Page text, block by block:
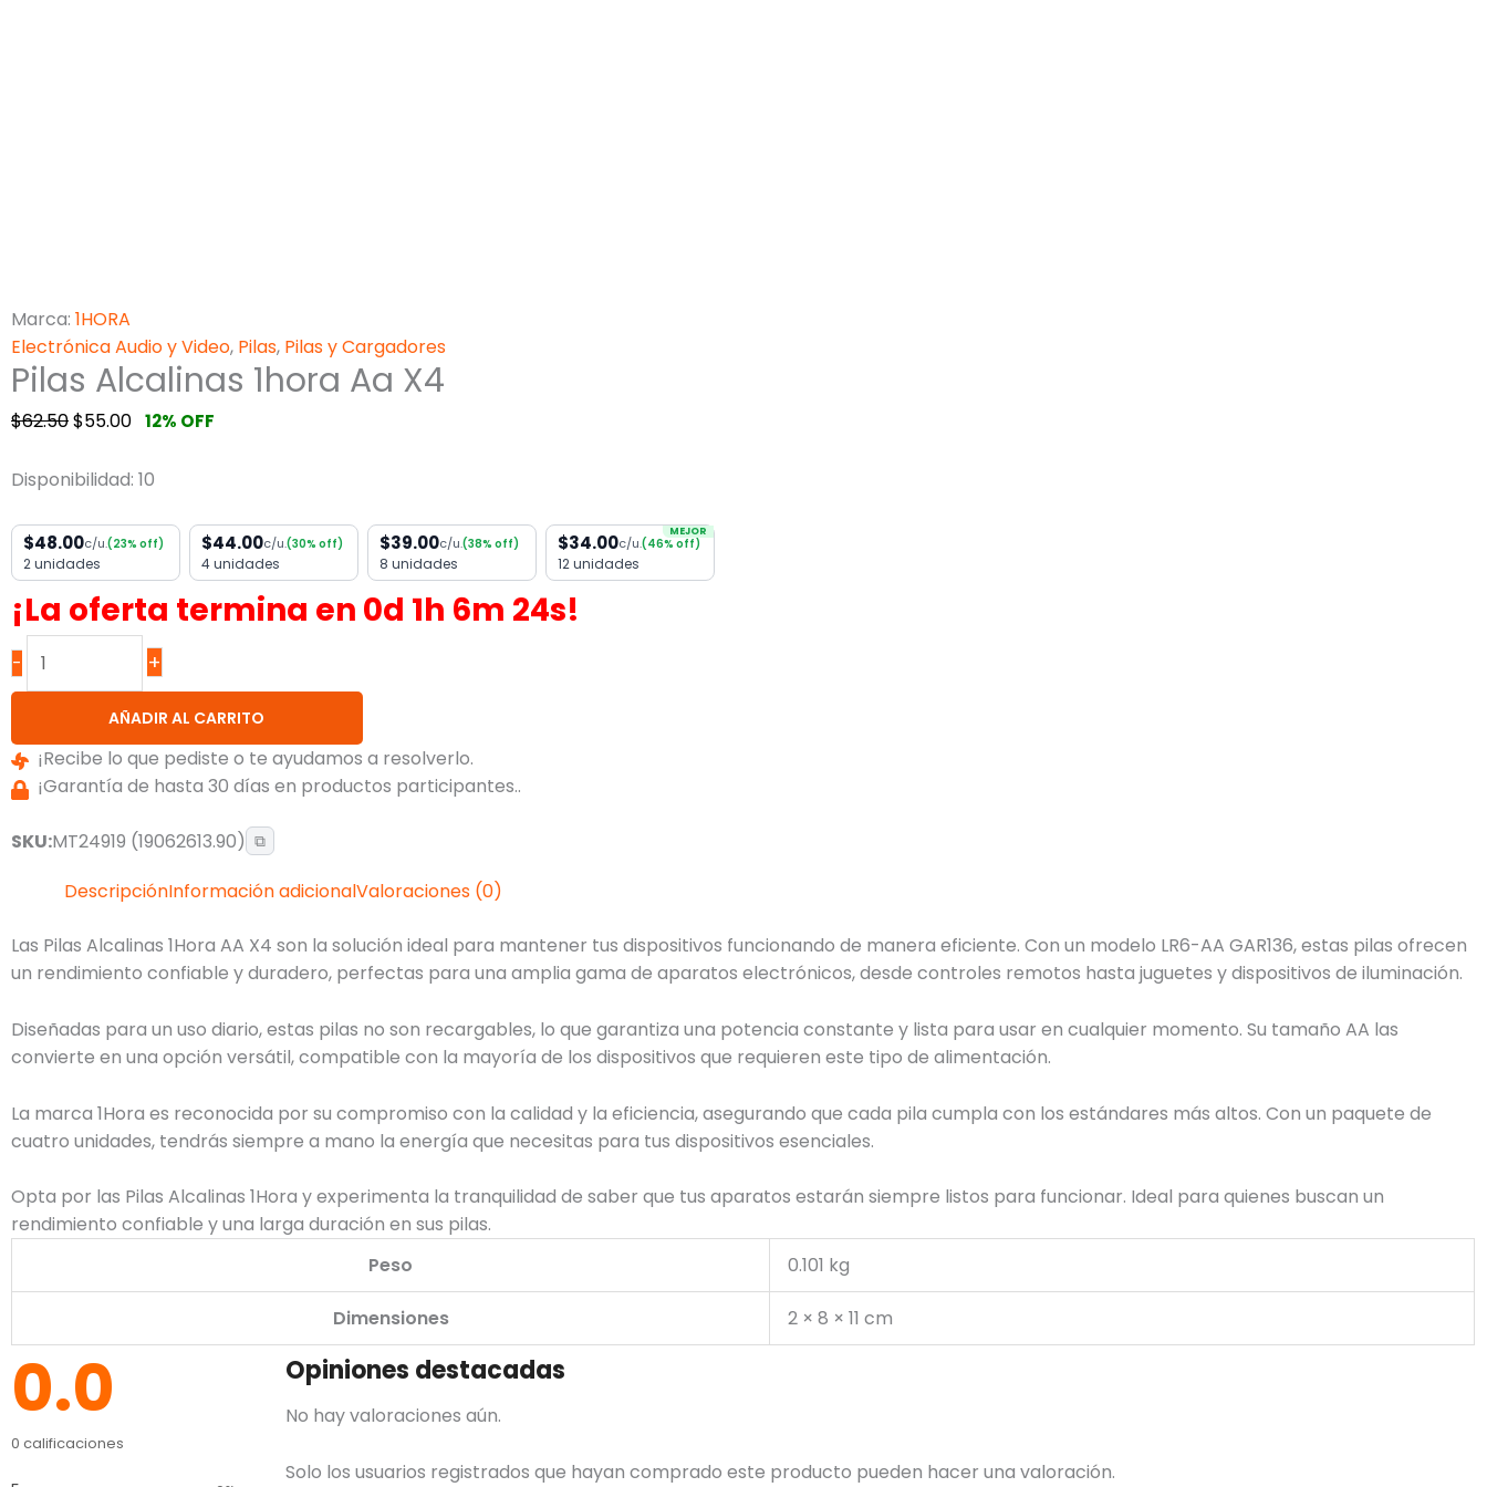
Marca: 1HORA
Electrónica Audio y Video, Pilas, Pilas y Cargadores
Pilas Alcalinas 1hora Aa X4
$62.50$55.00 12% OFF
Disponibilidad: 10
$48.00c/u.(23% off)
2 unidades
$44.00c/u.(30% off)
4 unidades
$39.00c/u.(38% off)
8 unidades
MEJOR
$34.00c/u.(46% off)
12 unidades
¡La oferta termina en 0d 1h 6m 24s!
- +
AÑADIR AL CARRITO
¡Recibe lo que pediste o te ayudamos a resolverlo.
¡Garantía de hasta 30 días en productos participantes..
SKU:MT24919 (19062613.90) ⧉
DescripciónInformación adicionalValoraciones (0)
Las Pilas Alcalinas 1Hora AA X4 son la solución ideal para mantener tus dispositivos funcionando de manera eficiente. Con un modelo LR6-AA GAR136, estas pilas ofrecen
un rendimiento confiable y duradero, perfectas para una amplia gama de aparatos electrónicos, desde controles remotos hasta juguetes y dispositivos de iluminación.
Diseñadas para un uso diario, estas pilas no son recargables, lo que garantiza una potencia constante y lista para usar en cualquier momento. Su tamaño AA las
convierte en una opción versátil, compatible con la mayoría de los dispositivos que requieren este tipo de alimentación.
La marca 1Hora es reconocida por su compromiso con la calidad y la eficiencia, asegurando que cada pila cumpla con los estándares más altos. Con un paquete de
cuatro unidades, tendrás siempre a mano la energía que necesitas para tus dispositivos esenciales.
Opta por las Pilas Alcalinas 1Hora y experimenta la tranquilidad de saber que tus aparatos estarán siempre listos para funcionar. Ideal para quienes buscan un
rendimiento confiable y una larga duración en sus pilas.
Peso
0.101 kg
Dimensiones 2 × 8 × 11 cm
0.0
0 calificaciones
Opiniones destacadas
No hay valoraciones aún.
Solo los usuarios registrados que hayan comprado este producto pueden hacer una valoración.